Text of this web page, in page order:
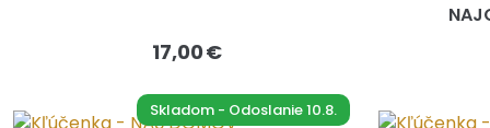
17,00 €
Skladom - Odoslanie 10.8.